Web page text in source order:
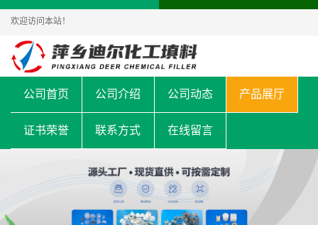
欢迎访问本站！
公司首页 公司介绍 公司动态 产品展厅
证书荣誉 联系方式 在线留言